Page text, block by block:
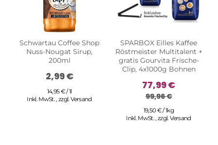
Schwartau Coffee Shop
Nuss-Nougat Sirup,
200ml
2,99 €
14,95 € / 1l
Inkl. MwSt.,zzgl.Versand
SPARBOX Eilles Kaffee
Röstmeister Multitalent +
gratis Gourvita Frische-
Clip, 4x1000g Bohnen
77,99 €
99,96 €
19,50 € / 1kg
Inkl. MwSt.,zzgl.Versand